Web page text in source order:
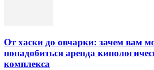
От хаски до овчарки: зачем вам
понадобиться аренда
комплекса